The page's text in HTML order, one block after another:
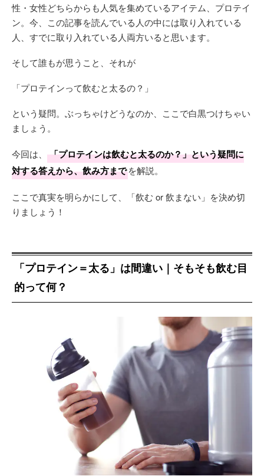
性・女性どちらからも人気を集めているアイテム、プロテイ
ン。今、この記事を読んでいる人の中には取り入れている
人、すでに取り入れている人両方いると思います。
そして誰もが思うこと、それが
「プロテインって飲むと太るの？」
という疑問。ぶっちゃけどうなのか、ここで白黒つけちゃい
ましょう。
今回は、
「プロテインは飲むと太るのか？」という疑問に
対する答えから、飲み方までを解説。
ここで真実を明らかにして、「飲む or 飲まない」を決め切
りましょう！
「プロテイン＝太る」は間違い｜そもそも飲む目
的って何？